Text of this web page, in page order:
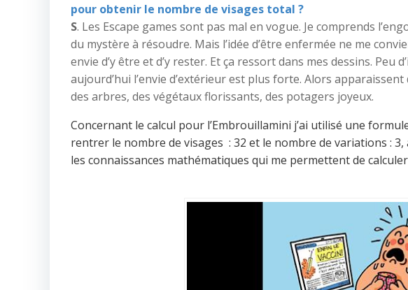
pour obtenir le nombre de visages total ?
S. Les Escape games sont pas mal en vogue. Je comprends
du mystère à résoudre. Mais l’idée d’être enfermée ne me
envie d’y être et d’y rester. Et ça ressort dans mes dessins. Peu
aujourd’hui l’envie d’extérieur est plus forte. Alors
des arbres, des végétaux florissants, des potagers joyeux.
Concernant le calcul pour l’Embrouillamini j’ai utilisé une
rentrer le nombre de visages : 32 et le nombre de variations : 3,
les connaissances mathématiques qui me permettent de calculer